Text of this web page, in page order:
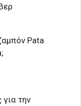
Pata
την